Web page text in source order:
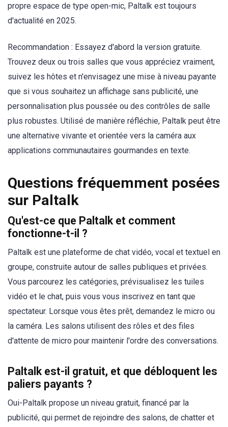
propre espace de type open-mic, Paltalk est toujours
d'actualité en 2025.
Recommandation : Essayez d'abord la version gratuite.
Trouvez deux ou trois salles que vous appréciez vraiment,
suivez les hôtes et n'envisagez une mise à niveau payante
que si vous souhaitez un affichage sans publicité, une
personnalisation plus poussée ou des contrôles de salle
plus robustes. Utilisé de manière réfléchie, Paltalk peut être
une alternative vivante et orientée vers la caméra aux
applications communautaires gourmandes en texte.
Questions fréquemment posées
sur Paltalk
Qu'est-ce que Paltalk et comment
fonctionne-t-il ?
Paltalk est une plateforme de chat vidéo, vocal et textuel en
groupe, construite autour de salles publiques et privées.
Vous parcourez les catégories, prévisualisez les tuiles
vidéo et le chat, puis vous vous inscrivez en tant que
spectateur. Lorsque vous êtes prêt, demandez le micro ou
la caméra. Les salons utilisent des rôles et des files
d'attente de micro pour maintenir l'ordre des conversations.
Paltalk est-il gratuit, et que débloquent les
paliers payants ?
Oui-Paltalk propose un niveau gratuit, financé par la
publicité, qui permet de rejoindre des salons, de chatter et